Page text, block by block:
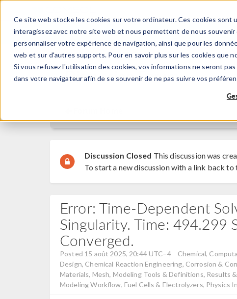
Ce site web stocke les cookies sur votre ordinateur. Ces cookies
interagissez avec notre site web et nous permettent de nous
personnaliser votre expérience de navigation, ainsi que pour les
web et sur d'autres supports. Pour en savoir plus sur les cookies que
Si vous refusez l'utilisation des cookies, vos informations ne seront
dans votre navigateur afin de se souvenir de ne pas suivre vos
PRODUITS
Discussion Forum
Discussion Closed This discussion was
To start a new discussion with a link back to
Error: Time-Dependent
Singularity. Time: 494.299
Converged.
Posted 15 août 2025, 20:44 UTC−4
Chemical,
Design, Chemical Reaction Engineering, Corrosion &
Materials, Mesh, Modeling Tools & Definitions, Results
Modeling Workflow, Fuel Cells & Electrolyzers, Physics